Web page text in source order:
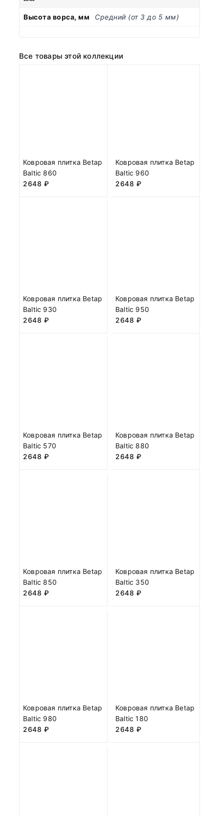
Высота ворса, мм Средний (от 3 до 5 мм)
Все товары этой коллекции
Ковровая плитка Betap
Baltic 860
2648 ₽
Ковровая плитка Betap
Baltic 960
2648 ₽
Ковровая плитка Betap
Baltic 930
2648 ₽
Ковровая плитка Betap
Baltic 950
2648 ₽
Ковровая плитка Betap
Baltic 570
2648 ₽
Ковровая плитка Betap
Baltic 880
2648 ₽
Ковровая плитка Betap
Baltic 850
2648 ₽
Ковровая плитка Betap
Baltic 350
2648 ₽
Ковровая плитка Betap
Baltic 980
2648 ₽
Ковровая плитка Betap
Baltic 180
2648 ₽